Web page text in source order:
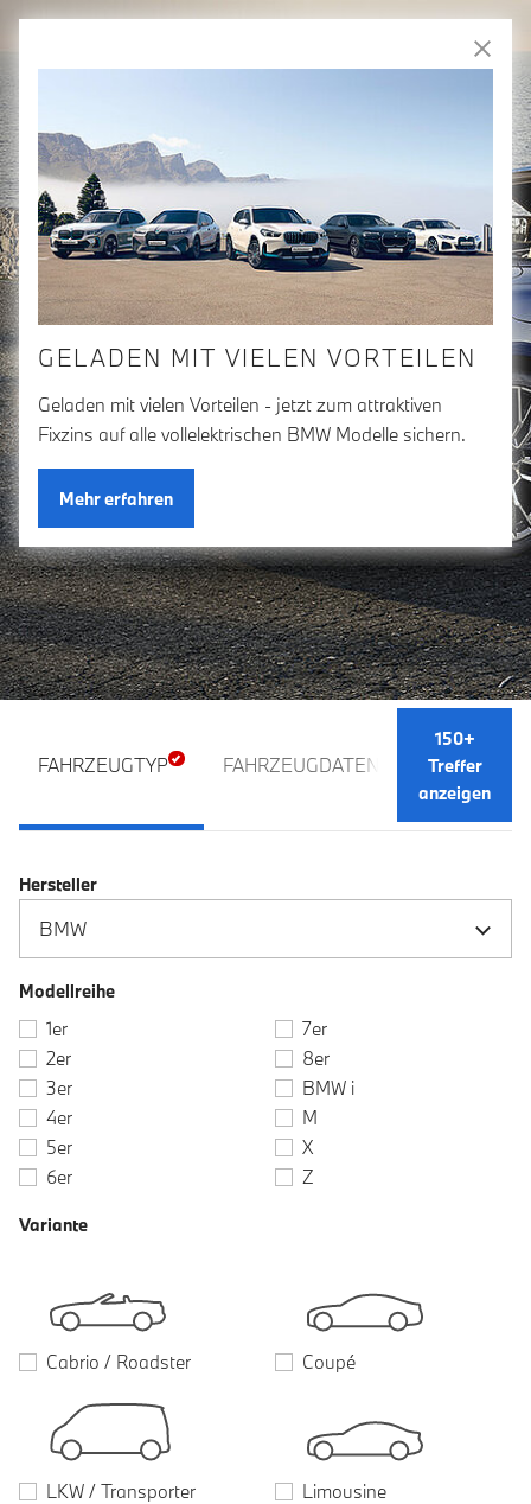
Zum Hauptinhalt springen
Freudeam Fahren
WILLKOMMEN IN DER
BMW GROUP BÖRSE
FAHRZEUGTYP FAHRZEUGDATEN
150+
Treffer
anzeigen
Hersteller
Modellreihe
1er
2er
3er
4er
5er
6er
7er
8er
BMW i
M
X
Z
Variante
Cabrio / Roadster Coupé
LKW / Transporter Limousine
GELADEN MIT VIELEN VORTEILEN
Geladen mit vielen Vorteilen - jetzt zum attraktiven
Fixzins auf alle vollelektrischen BMW Modelle sichern.
Mehr erfahren